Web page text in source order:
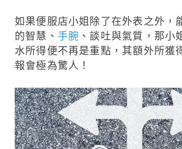
如果便服店小姐除了在外表之外，
的智慧、 手腕 、談吐與氣質，那小
水所得便不再是重點，其額外所獲
報會極為驚人！